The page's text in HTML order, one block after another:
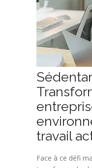
travail
Face à ce défi